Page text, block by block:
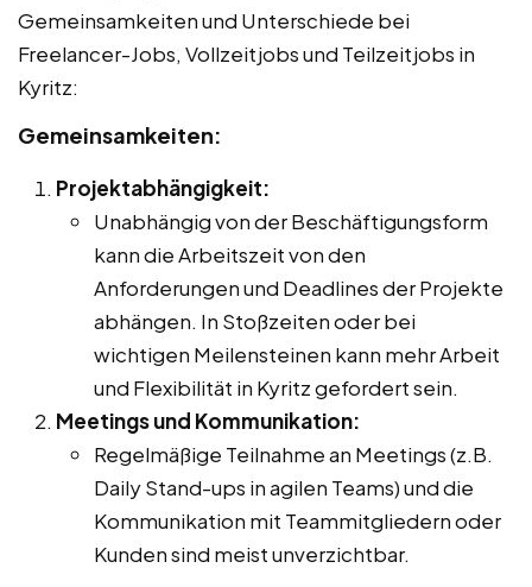
Gemeinsamkeiten und Unterschiede bei
Freelancer-Jobs, Vollzeitjobs und Teilzeitjobs in
Kyritz:
Gemeinsamkeiten:
Projektabhängigkeit:
Unabhängig von der Beschäftigungsform
kann die Arbeitszeit von den
Anforderungen und Deadlines der Projekte
abhängen. In Stoßzeiten oder bei
wichtigen Meilensteinen kann mehr Arbeit
und Flexibilität in Kyritz gefordert sein.
Meetings und Kommunikation:
Regelmäßige Teilnahme an Meetings (z.B.
Daily Stand-ups in agilen Teams) und die
Kommunikation mit Teammitgliedern oder
Kunden sind meist unverzichtbar.